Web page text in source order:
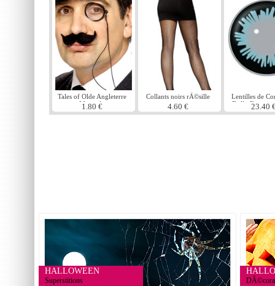
Tales of Olde Angleterre
Monocle
1.80 €
Collants noirs rÃ©sille
4.60 €
Lentilles de
Dolly Eye23.40
HALLOWEEN
Superstitions